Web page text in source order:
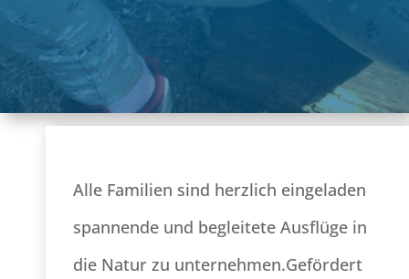
Alle Familien sind herzlich eingeladen
spannende und begleitete Ausflüge in
die Natur zu unternehmen.Gefördert